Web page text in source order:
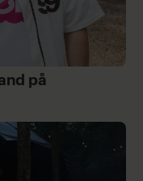
på